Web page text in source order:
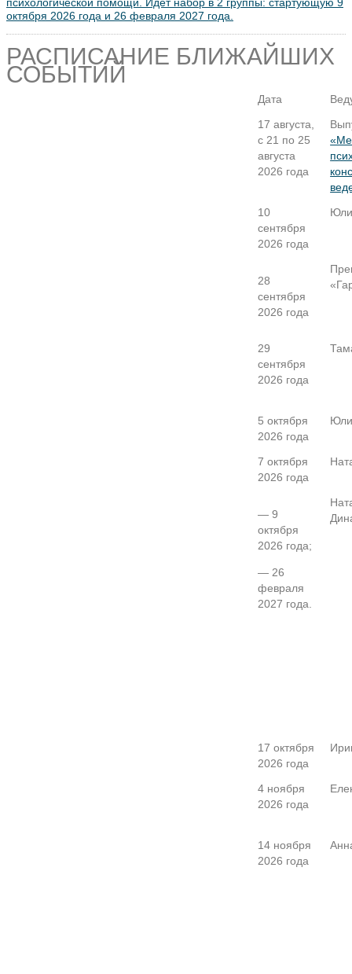
октября 2026 года и 26 февраля 2027 года.
РАСПИСАНИЕ БЛИЖАЙШИХ
СОБЫТИЙ
Дата
17 августа,
с 21 по 25
августа
2026 года
10
сентября
2026 года
28
сентября
2026 года
29
сентября
2026 года
5 октября
2026 года
7 октября
2026 года
— 9
октября
2026 года;
— 26
февраля
2027 года.
17 октября
2026 года
4 ноября
2026 года
14 ноября
2026 года